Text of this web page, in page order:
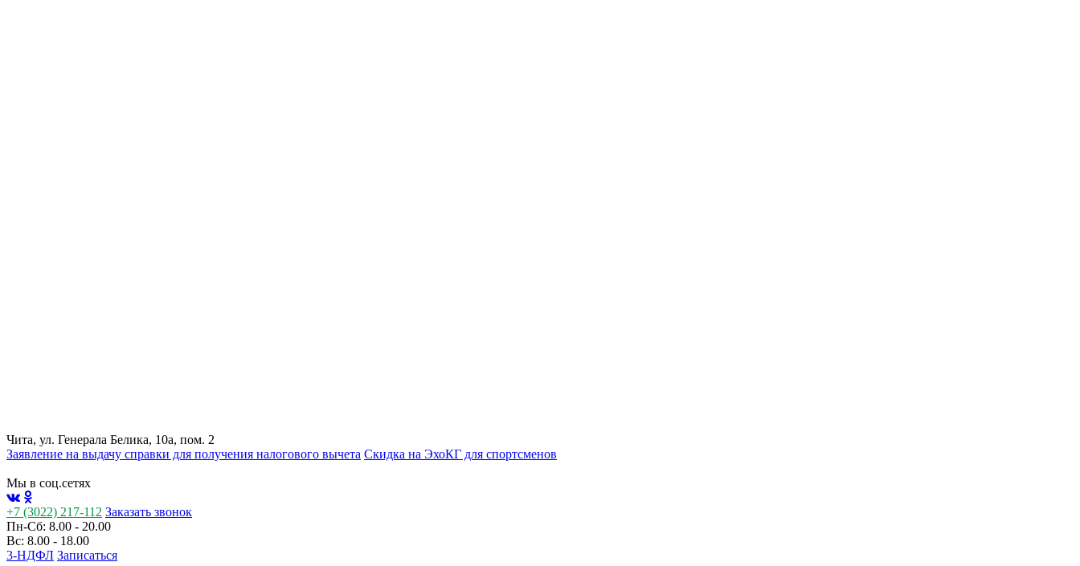
Чита, ул. Генерала Белика, 10а, пом. 2
Заявление на выдачу справки для получения налогового вычета Cкидка на ЭхоКГ для спортсменов
Мы в соц.сетях
+7 (3022) 217-112 Заказать звонок
Пн-Сб: 8.00 - 20.00
Вс: 8.00 - 18.00
3-НДФЛ Записаться